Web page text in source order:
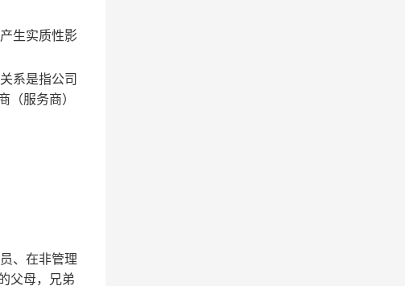
生实质性影
系是指公司
（服务商）
、在非管理
父母，兄弟